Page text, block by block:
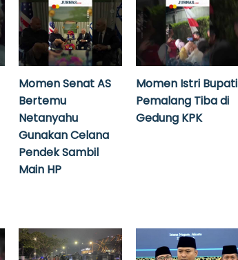
Momen Senat AS
Bertemu
Netanyahu
Gunakan Celana
Pendek Sambil
Main HP
Momen Istri Bupati
Pemalang Tiba di
Gedung KPK